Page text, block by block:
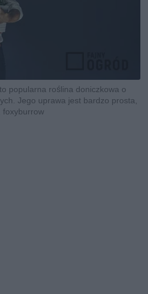
popularna roślina doniczkowa o
Jego uprawa jest bardzo prosta,
foxyburrow